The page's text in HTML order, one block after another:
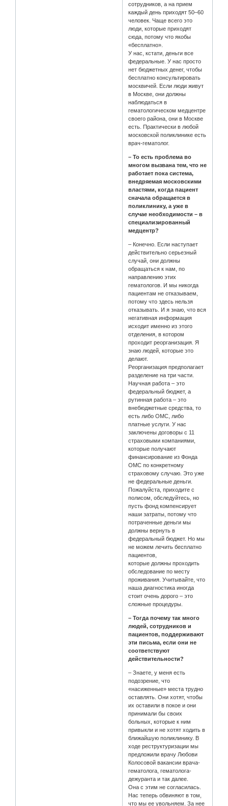
сотрудников, а на прием
каждый день приходят 50–60
человек. Чаще всего это
люди, которые приходят
сюда, потому что якобы
«бесплатно».
У нас, кстати, деньги все
федеральные. У нас просто
нет бюджетных денег, чтобы
бесплатно консультировать
москвичей. Если люди живут
в Москве, они должны
наблюдаться в
гематологическом медцентре
своего района, они в Москве
есть. Практически в любой
московской поликлинике есть
врач-гематолог.
– То есть проблема во
многом вызвана тем, что не
работает пока система,
внедряемая московскими
властями, когда пациент
сначала обращается в
поликлинику, а уже в
случае необходимости – в
специализированный
медцентр?
– Конечно. Если наступает
действительно серьезный
случай, они должны
обращаться к нам, по
направлению этих
гематологов. И мы никогда
пациентам не отказываем,
потому что здесь нельзя
отказывать. И я знаю, что вся
негативная информация
исходит именно из этого
отделения, в котором
проходит реорганизация. Я
знаю людей, которые это
делают.
Реорганизация предполагает
разделение на три части.
Научная работа – это
федеральный бюджет, а
рутинная работа – это
внебюджетные средства, то
есть либо ОМС, либо
платные услуги. У нас
заключены договоры с 11
страховыми компаниями,
которые получают
финансирование из Фонда
ОМС по конкретному
страховому случаю. Это уже
не федеральные деньги.
Пожалуйста, приходите с
полисом, обследуйтесь, но
пусть фонд компенсирует
наши затраты, потому что
потраченные деньги мы
должны вернуть в
федеральный бюджет. Но мы
не можем лечить бесплатно
пациентов,
которые должны проходить
обследование по месту
проживания. Учитывайте, что
наша диагностика иногда
стоит очень дорого – это
сложные процедуры.
– Тогда почему так много
людей, сотрудников и
пациентов, поддерживают
эти письма, если они не
соответствуют
действительности?
– Знаете, у меня есть
подозрение, что
«насиженные» места трудно
оставлять. Они хотят, чтобы
их оставили в покое и они
принимали бы своих
больных, которые к ним
привыкли и не хотят ходить в
ближайшую поликлинику. В
ходе реструктуризации мы
предложили врачу Любови
Колосовой вакансии врача-
гематолога, гематолога-
дежуранта и так далее.
Она с этим не согласилась.
Нас теперь обвиняют в том,
что мы ее увольняем. За нее